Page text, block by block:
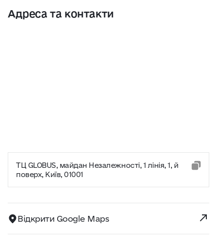
Адреса та контакти
ТЦ GLOBUS, майдан Незалежності, 1 лінія, 1, й
поверх, Київ, 01001
Відкрити Google Maps